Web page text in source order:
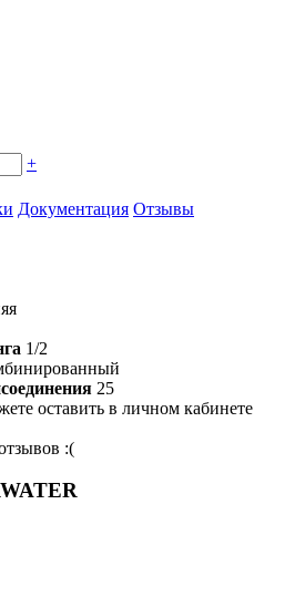
+
Документация Отзывы
1/2
25
оставить в личном кабинете
:(